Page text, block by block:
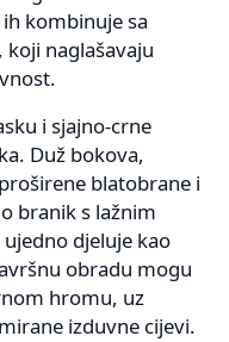
kombinuje sa
naglašavaju
i sjajno-crne
Duž bokova,
blatobrane i
branik s lažnim
djeluje kao
obradu mogu
hromu, uz
izduvne cijevi.